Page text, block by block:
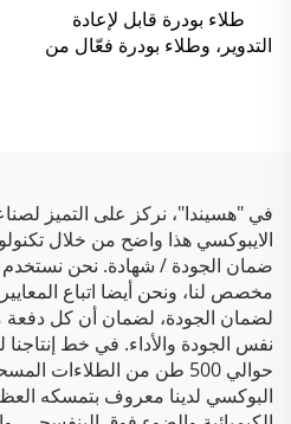
طلاء بودرة قابل لإعادة
التدوير، وطلاء بودرة فعّال من
في "هسيندا"، نركز على التميز
الايبوكسي هذا واضح من خلال
مخصص لنا، ونحن أيضا اتباع
لضمان الجودة، لضمان أن كل دفعة
نفس الجودة والأداء. في خط إنتاجنا
حوالي 500 طن من
البوكسي لدينا معروف بتمسكه